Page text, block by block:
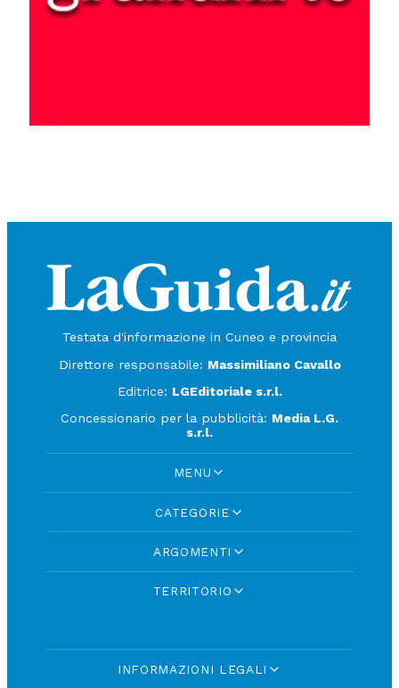
Testata d'informazione in Cuneo e provincia
Direttore responsabile: Massimiliano Cavallo
Editrice: LGEditoriale s.r.l.
Concessionario per la pubblicità: Media L.G.
s.r.l.
MENU
CATEGORIE
ARGOMENTI
TERRITORIO
INFORMAZIONI LEGALI